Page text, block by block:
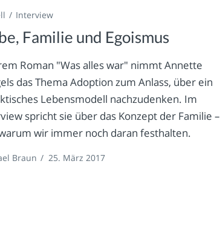
Interview
Familie und Egoismus
Roman "Was alles war" nimmt Annette
das Thema Adoption zum Anlass, über ein
Lebensmodell nachzudenken. Im
spricht sie über das Konzept der Familie –
wir immer noch daran festhalten.
Braun / 25. März 2017